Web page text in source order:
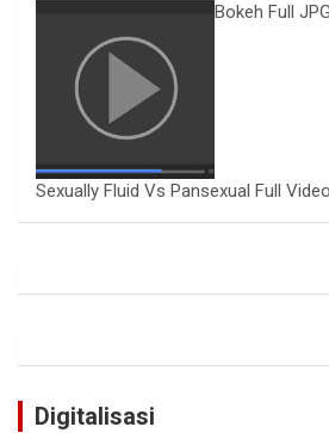
Bokeh Full
Sexually Fluid Vs Pansexual Full
Digitalisasi